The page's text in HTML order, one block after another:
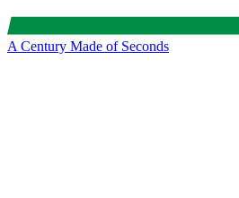
A Century Made of Seconds